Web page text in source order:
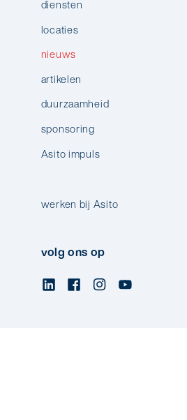
diensten
locaties
nieuws
artikelen
duurzaamheid
sponsoring
Asito impuls
werken bij Asito
volg ons op